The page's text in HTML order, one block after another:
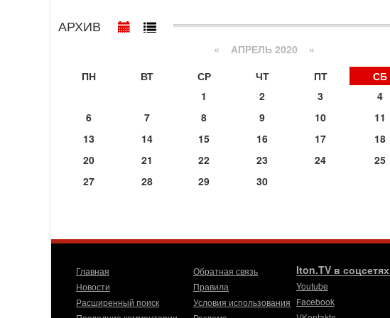
АРХИВ
« АПРЕЛЬ 2020 »
ПН
ВТ СР ЧТ ПТ СБ
1
2 3 4
6
7 8 9 10 11
13
14 15 16 17 18
20
21 22 23 24 25
27
28 29 30
Главная
Новости
Расширенный поиск
Обратная связь
Правила
Условия использования
Iton.TV в соцсетях
Youtube
Facebook